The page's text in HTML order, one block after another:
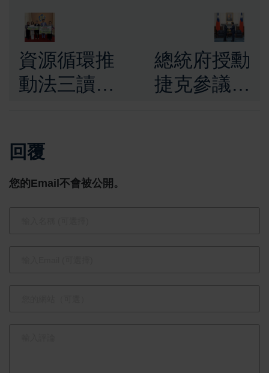
資源循環推
動法三讀通
循環新時代
打造循環經
總統府授勳
捷克參議長
回覆
您的Email不會被公開。